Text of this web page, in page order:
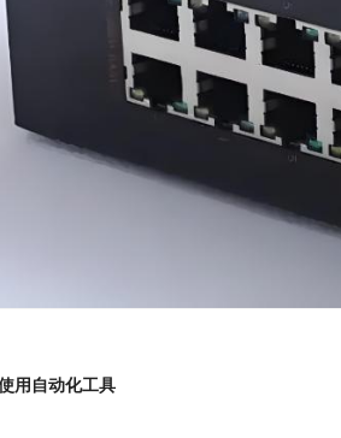
用自动化工具